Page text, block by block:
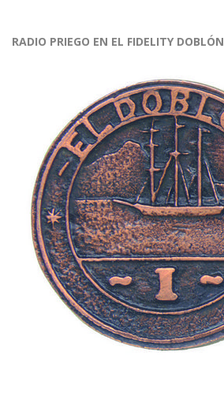
RADIO PRIEGO EN EL FIDELITY DOBLÓN